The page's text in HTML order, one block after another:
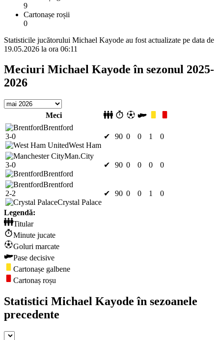
9
Cartonașe roșii
0
Statisticile jucătorului Michael Kayode au fost actualizate pe data de
19.05.2026 la ora 06:11
Meciuri Michael Kayode în sezonul 2025-
2026
Meci
Brentford
3-0
West Ham
✔ 90 0 0 1 0
Man.City
3-0
Brentford
✔ 90 0 0 0 0
Brentford
2-2
Crystal Palace
✔ 90 0 0 1 0
Legendă:
Titular
Minute jucate
Goluri marcate
Pase decisive
Cartonașe galbene
Cartonaș roșu
Statistici Michael Kayode în sezoanele
precedente